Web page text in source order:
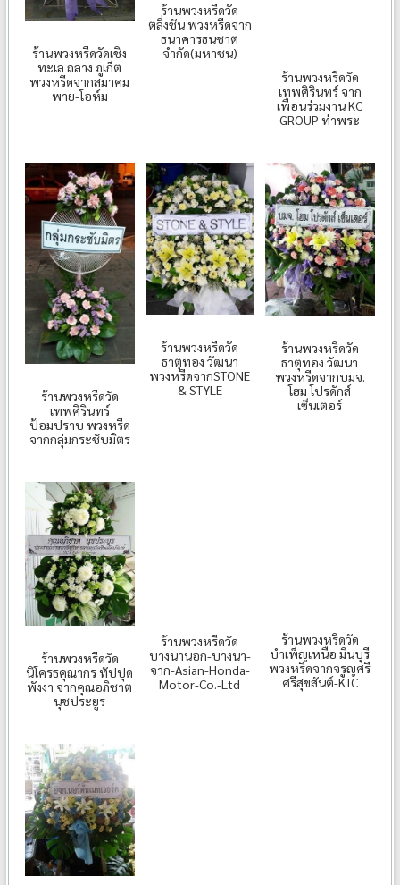
ร้านพวงหรีดวัดเชิง
ทะเล ถลาง ภูเก็ต
พวงหรีดจากสมาคม
พาย-โอห์ม
ร้านพวงหรีดวัด
ตลิ่งชัน พวงหรีดจาก
ธนาคารธนชาต
จำกัด(มหาชน)
ร้านพวงหรีดวัด
เทพศิรินทร์ จาก
เพื่อนร่วมงาน KC
GROUP ท่าพระ
ร้านพวงหรีดวัด
เทพศิรินทร์
ป้อมปราบ พวงหรีด
จากกลุ่มกระชับมิตร
ร้านพวงหรีดวัด
ธาตุทอง วัฒนา
พวงหรีดจากSTONE
& STYLE
ร้านพวงหรีดวัด
ธาตุทอง วัฒนา
พวงหรีดจากบมจ.
โฮม โปรดักส์
เซ็นเตอร์
ร้านพวงหรีดวัด
นิโครธคุณากร ทัปปุด
พังงา จากคุณอภิชาต
นุชประยูร
ร้านพวงหรีดวัด
บางนานอก-บางนา-
จาก-Asian-Honda-
Motor-Co.-Ltd
ร้านพวงหรีดวัด
บำเพ็ญเหนือ มีนบุรี
พวงหรีดจากจรูญศรี
ศรีสุขสันต์-KTC